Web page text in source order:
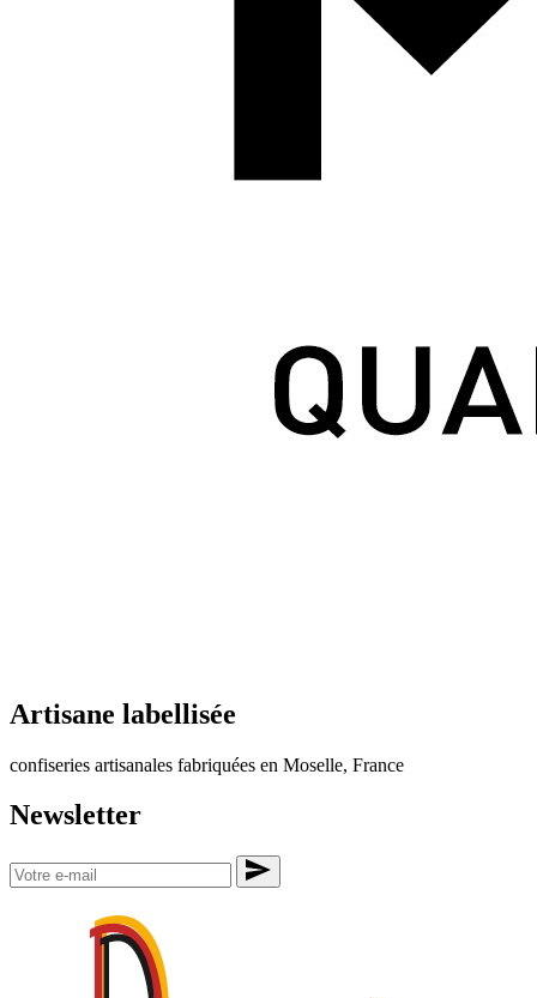
Artisane labellisée
confiseries artisanales fabriquées en Moselle, France
Newsletter